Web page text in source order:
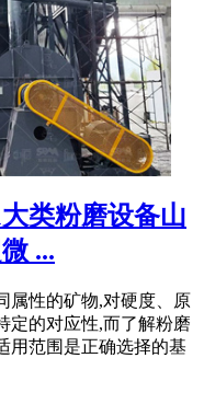
类粉磨设备山
...
属性的矿物,对硬度、原
定的对应性,而了解粉磨
用范围是正确选择的基